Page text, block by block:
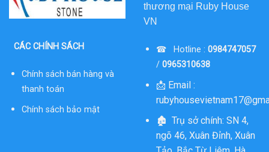
CÁC CHÍNH SÁCH
Chính sách bán hàng và
thanh toán
Chính sách bảo mật
thương mại Ruby House
VN
☎ Hotline : 0984747057
/ 0965310638
📩 Email :
🏚 Trụ sở chính: SN 4,
ngõ 46, Xuân Đỉnh, Xuân